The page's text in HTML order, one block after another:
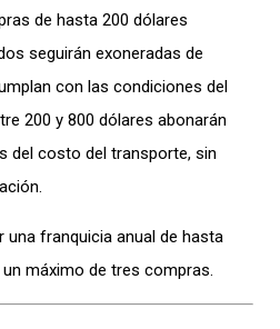
de hasta 200 dólares
seguirán exoneradas de
con las condiciones del
200 y 800 dólares abonarán
del costo del transporte, sin
una franquicia anual de hasta
máximo de tres compras.